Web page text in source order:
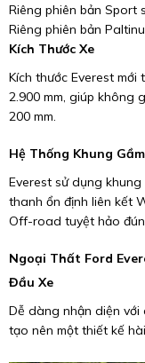
Riêng phiên bản Sport
Riêng phiên bản
Kích Thước Xe
Kích thước Everest mới
2.900 mm, giúp không
200 mm.
Hệ Thống Khung Gầm
Everest sử dụng
thanh ổn định liên kết
Off-road tuyệt hảo
Ngoại Thất Ford
Đầu Xe
Dễ dàng nhận diện với
tạo nên một thiết kế